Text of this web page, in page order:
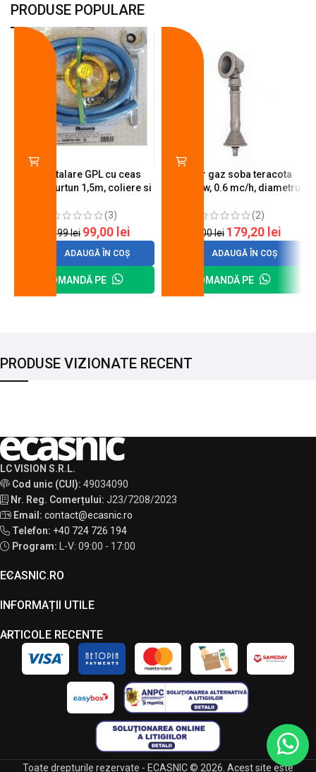
PRODUSE POPULARE
Kit instalare GPL cu ceas
butelie, furtun 1,5m, coliere si
(3)
120,99lei 99,00 lei
ADAUGĂ ÎN COȘ
COMANDĂ PE
Arzator gaz soba teracota
A600, 6 kw, 0.6 mc/h, diametru
(2)
200,00lei 179,20 lei
ADAUGĂ ÎN COȘ
COMANDĂ PE
PRODUSE VIZIONATE RECENT
LC VISION S.R.L.
Cod unic (CUI): 49034090
Nr. Reg. Comerțului: J23/7208/2023
Email: contact@ecasnic.ro
Telefon: +40 724 726 194
Program:
L-V: 09:00 - 17:00
ECASNIC.RO
INFORMAȚII UTILE
ARTICOLE RECENTE
Toate drepturile rezervate - ECASNIC © 2026. Acest site este